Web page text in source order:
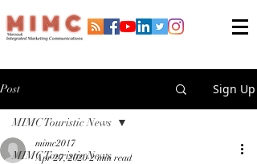
Post Sign Up
MIMC Touristic News
MIMC Touristic News
mimc2017
Apr 27, 2020 2 min read